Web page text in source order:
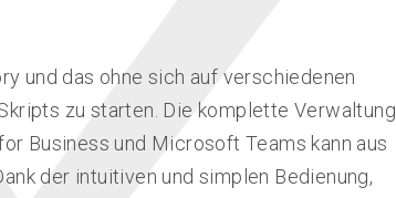
und das ohne sich auf verschiedenen
zu starten. Die komplette Verwaltung
Business und Microsoft Teams kann aus
der intuitiven und simplen Bedienung,